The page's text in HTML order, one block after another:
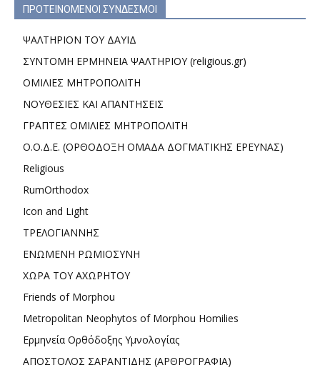
ΠΡΟΤΕΙΝΟΜΕΝΟΙ ΣΥΝΔΕΣΜΟΙ
ΨΑΛΤΗΡΙΟΝ ΤΟΥ ΔΑΥΙΔ
ΣΥΝΤΟΜΗ ΕΡΜΗΝΕΙΑ ΨΑΛΤΗΡΙΟΥ (religious.gr)
ΟΜΙΛΙΕΣ ΜΗΤΡΟΠΟΛΙΤΗ
ΝΟΥΘΕΣΙΕΣ ΚΑΙ ΑΠΑΝΤΗΣΕΙΣ
ΓΡΑΠΤΕΣ ΟΜΙΛΙΕΣ ΜΗΤΡΟΠΟΛΙΤΗ
Ο.Ο.Δ.Ε. (ΟΡΘΟΔΟΞΗ ΟΜΑΔΑ ΔΟΓΜΑΤΙΚΗΣ ΕΡΕΥΝΑΣ)
Religious
RumOrthodox
Icon and Light
ΤΡΕΛΟΓΙΑΝΝΗΣ
ΕΝΩΜΕΝΗ ΡΩΜΙΟΣΥΝΗ
ΧΩΡΑ ΤΟΥ ΑΧΩΡΗΤΟΥ
Friends of Morphou
Metropolitan Neophytos of Morphou Homilies
Ερμηνεία Ορθόδοξης Υμνολογίας
ΑΠΟΣΤΟΛΟΣ ΣΑΡΑΝΤΙΔΗΣ (ΑΡΘΡΟΓΡΑΦΙΑ)